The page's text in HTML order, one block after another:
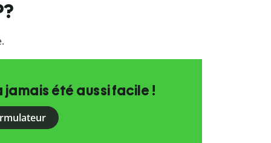
jamais été aussi facile !